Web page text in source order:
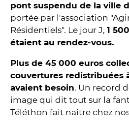
pont suspendu de la ville
portée par l'association
Résidentiels". Le jour J, 1
étaient au rendez-vous.
Plus de 45 000 euros
couvertures redistribuées
avaient besoin. Un record
image qui dit tout sur la
Téléthon fait naître chez